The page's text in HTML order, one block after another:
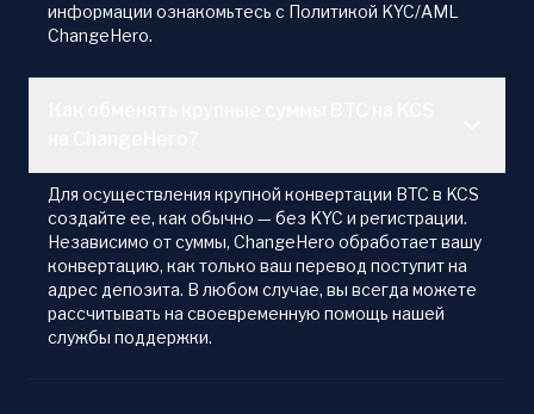
информации ознакомьтесь с Политикой KYC/AML
ChangeHero.
Для осуществления крупной конвертации BTC в KCS
создайте ее, как обычно — без KYC и регистрации.
Независимо от суммы, ChangeHero обработает вашу
конвертацию, как только ваш перевод поступит на
адрес депозита. В любом случае, вы всегда можете
рассчитывать на своевременную помощь нашей
службы поддержки.